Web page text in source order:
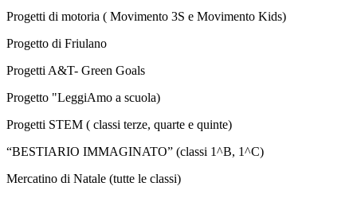
Progetti di motoria ( Movimento 3S e Movimento Kids)
Progetto di Friulano
Progetti A&T- Green Goals
Progetto "LeggiAmo a scuola)
Progetti STEM ( classi terze, quarte e quinte)
“BESTIARIO IMMAGINATO” (classi 1^B, 1^C)
Mercatino di Natale (tutte le classi)